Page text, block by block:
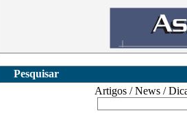
Pesquisar
Artigos / News /